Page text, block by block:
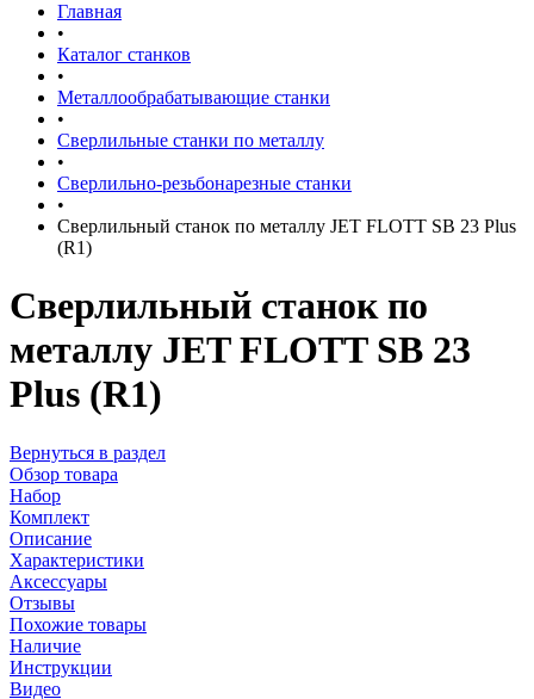
Главная
•
Каталог станков
•
Металлообрабатывающие станки
•
Сверлильные станки по металлу
•
Сверлильно-резьбонарезные станки
•
Сверлильный станок по металлу JET FLOTT SB 23 Plus
(R1)
Сверлильный станок по
металлу JET FLOTT SB 23
Plus (R1)
Вернуться в раздел
Обзор товара
Набор
Комплект
Описание
Характеристики
Аксессуары
Отзывы
Похожие товары
Наличие
Инструкции
Видео